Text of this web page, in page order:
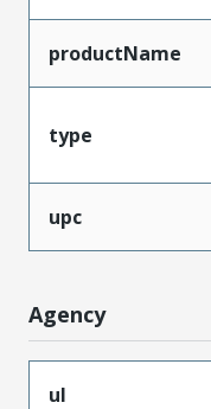
productName
type
upc
Agency
ul